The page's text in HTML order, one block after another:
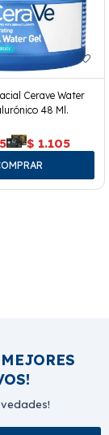
Cerave Water
48 Ml.
$ 1.105